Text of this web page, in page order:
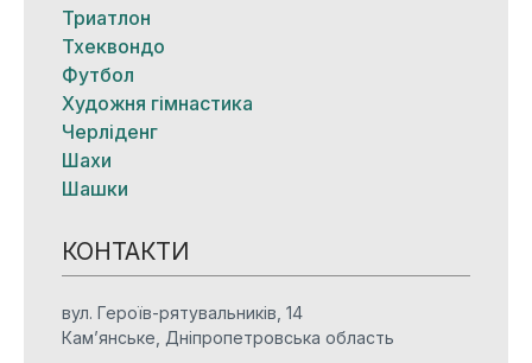
Триатлон
Тхеквондо
Футбол
Художня гімнастика
Черліденг
Шахи
Шашки
КОНТАКТИ
вул. Героїв-рятувальників, 14
Кам’янське, Дніпропетровська область